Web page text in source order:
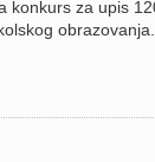
konkurs za upis
obrazovanja.